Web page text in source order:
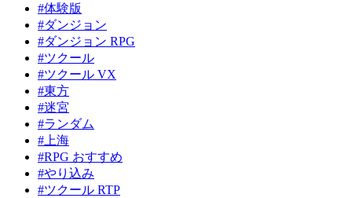
#体験版
#ダンジョン
#ダンジョン RPG
#ツクール
#ツクール VX
#東方
#迷宮
#ランダム
#上海
#RPG おすすめ
#やり込み
#ツクール RTP